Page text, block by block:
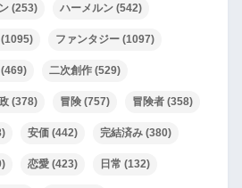
(253) ハーメルン (542)
ファンタジー (1097)
(469) 二次創作 (529)
(378) 冒険 (757) 冒険者 (358)
安価 (442) 完結済み (380)
恋愛 (423) 日常 (132)